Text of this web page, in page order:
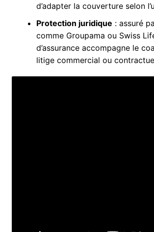
d’adapter la couverture selon
Protection juridique : assuré
comme Groupama ou Swiss
d’assurance accompagne le
litige commercial ou